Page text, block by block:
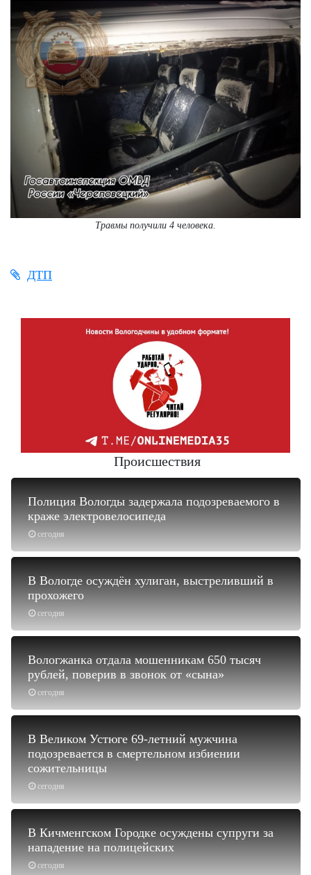
Травмы получили 4 человека.
ДТП
Происшествия
сегодня
Полиция Вологды задержала подозреваемого в
краже электровелосипеда
сегодня
В Вологде осуждён хулиган, выстреливший в
прохожего
сегодня
Вологжанка отдала мошенникам 650 тысяч
рублей, поверив в звонок от «сына»
сегодня
В Великом Устюге 69-летний мужчина
подозревается в смертельном избиении
сожительницы
сегодня
В Кичменгском Городке осуждены супруги за
нападение на полицейских